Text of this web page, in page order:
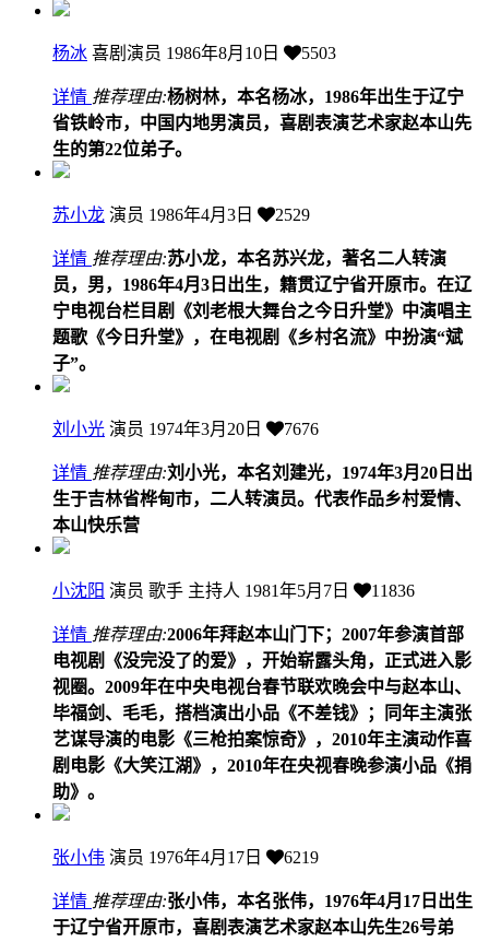
杨冰 喜剧演员 1986年8月10日 5503
详情 推荐理由:杨树林，本名杨冰，1986年出生于辽宁
省铁岭市，中国内地男演员，喜剧表演艺术家赵本山先
生的第22位弟子。
苏小龙 演员 1986年4月3日 2529
详情 推荐理由:苏小龙，本名苏兴龙，著名二人转演
员，男，1986年4月3日出生，籍贯辽宁省开原市。在辽
宁电视台栏目剧《刘老根大舞台之今日升堂》中演唱主
题歌《今日升堂》，在电视剧《乡村名流》中扮演“斌
子”。
刘小光 演员 1974年3月20日 7676
详情 推荐理由:刘小光，本名刘建光，1974年3月20日出
生于吉林省桦甸市，二人转演员。代表作品乡村爱情、
本山快乐营
小沈阳 演员 歌手 主持人 1981年5月7日 11836
详情 推荐理由:2006年拜赵本山门下；2007年参演首部
电视剧《没完没了的爱》，开始崭露头角，正式进入影
视圈。2009年在中央电视台春节联欢晚会中与赵本山、
毕福剑、毛毛，搭档演出小品《不差钱》；同年主演张
艺谋导演的电影《三枪拍案惊奇》，2010年主演动作喜
剧电影《大笑江湖》，2010年在央视春晚参演小品《捐
助》。
张小伟 演员 1976年4月17日 6219
详情 推荐理由:张小伟，本名张伟，1976年4月17日出生
于辽宁省开原市，喜剧表演艺术家赵本山先生26号弟